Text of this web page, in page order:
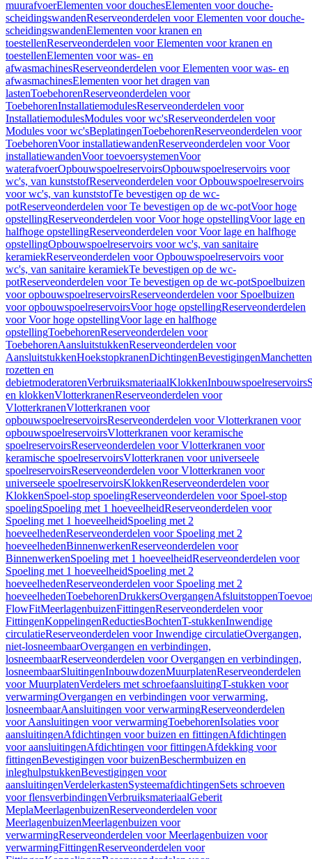
muurafvoerElementen voor douchesElementen voor douche-
scheidingswandenReserveonderdelen voor Elementen voor douche-
scheidingswandenElementen voor kranen en
toestellenReserveonderdelen voor Elementen voor kranen en
toestellenElementen voor was- en
afwasmachinesReserveonderdelen voor Elementen voor was- en
afwasmachinesElementen voor het dragen van
lastenToebehorenReserveonderdelen voor
ToebehorenInstallatiemodulesReserveonderdelen voor
InstallatiemodulesModules voor wc'sReserveonderdelen voor
Modules voor wc'sBeplatingenToebehorenReserveonderdelen voor
ToebehorenVoor installatiewandenReserveonderdelen voor Voor
installatiewandenVoor toevoersystemenVoor
waterafvoerOpbouwspoelreservoirsOpbouwspoelreservoirs voor
wc's, van kunststofReserveonderdelen voor Opbouwspoelreservoirs
voor wc's, van kunststofTe bevestigen op de wc-
potReserveonderdelen voor Te bevestigen op de wc-potVoor hoge
opstellingReserveonderdelen voor Voor hoge opstellingVoor lage en
halfhoge opstellingReserveonderdelen voor Voor lage en halfhoge
opstellingOpbouwspoelreservoirs voor wc's, van sanitaire
keramiekReserveonderdelen voor Opbouwspoelreservoirs voor
wc's, van sanitaire keramiekTe bevestigen op de wc-
potReserveonderdelen voor Te bevestigen op de wc-potSpoelbuizen
voor opbouwspoelreservoirsReserveonderdelen voor Spoelbuizen
voor opbouwspoelreservoirsVoor hoge opstellingReserveonderdelen
voor Voor hoge opstellingVoor lage en halfhoge
opstellingToebehorenReserveonderdelen voor
ToebehorenAansluitstukkenReserveonderdelen voor
AansluitstukkenHoekstopkranenDichtingenBevestigingenManchetten
rozetten en
debietmoderatorenVerbruiksmateriaalKlokkenInbouwspoelreservoirs
en klokkenVlotterkranenReserveonderdelen voor
VlotterkranenVlotterkranen voor
opbouwspoelreservoirsReserveonderdelen voor Vlotterkranen voor
opbouwspoelreservoirsVlotterkranen voor keramische
spoelreservoirsReserveonderdelen voor Vlotterkranen voor
keramische spoelreservoirsVlotterkranen voor universeele
spoelreservoirsReserveonderdelen voor Vlotterkranen voor
universeele spoelreservoirsKlokkenReserveonderdelen voor
KlokkenSpoel-stop spoelingReserveonderdelen voor Spoel-stop
spoelingSpoeling met 1 hoeveelheidReserveonderdelen voor
Spoeling met 1 hoeveelheidSpoeling met 2
hoeveelhedenReserveonderdelen voor Spoeling met 2
hoeveelhedenBinnenwerkenReserveonderdelen voor
BinnenwerkenSpoeling met 1 hoeveelheidReserveonderdelen voor
Spoeling met 1 hoeveelheidSpoeling met 2
hoeveelhedenReserveonderdelen voor Spoeling met 2
hoeveelhedenToebehorenDrukkersOvergangenAfsluitstoppen
FlowFitMeerlagenbuizenFittingenReserveonderdelen voor
FittingenKoppelingenReductiesBochtenT-stukkenInwendige
circulatieReserveonderdelen voor Inwendige circulatieOvergangen,
niet-losneembaarOvergangen en verbindingen,
losneembaarReserveonderdelen voor Overgangen en verbindingen,
losneembaarSluitingenInbouwdozenMuurplatenReserveonderdelen
voor MuurplatenVerdelers met schroefaansluitingT-stukken voor
verwarmingOvergangen en verbindingen voor verwarming,
losneembaarAansluitingen voor verwarmingReserveonderdelen
voor Aansluitingen voor verwarmingToebehorenIsolaties voor
aansluitingenAfdichtingen voor buizen en fittingenAfdichtingen
voor aansluitingenAfdichtingen voor fittingenAfdekking voor
fittingenBevestigingen voor buizenBeschermbuizen en
inleghulpstukkenBevestigingen voor
aansluitingenVerdelerkastenSysteemafdichtingenSets schroeven
voor flensverbindingenVerbruiksmateriaalGeberit
MeplaMeerlagenbuizenReserveonderdelen voor
MeerlagenbuizenMeerlagenbuizen voor
verwarmingReserveonderdelen voor Meerlagenbuizen voor
verwarmingFittingenReserveonderdelen voor